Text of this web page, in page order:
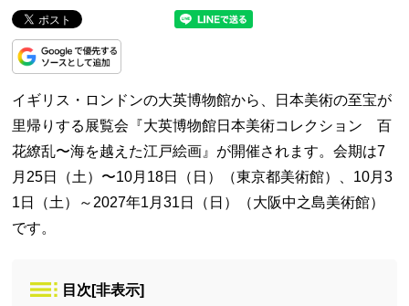
イギリス・ロンドンの大英博物館から、日本美術の至宝が
里帰りする展覧会『大英博物館日本美術コレクション 百
花繚乱〜海を越えた江戸絵画』が開催されます。会期は7
月25日（土）〜10月18日（日）（東京都美術館）、10月3
1日（土）～2027年1月31日（日）（大阪中之島美術館）
です。
目次 [非表示]